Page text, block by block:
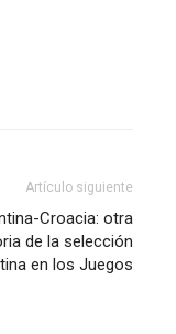
Artículo siguiente
Croacia: otra
de la selección
en los Juegos